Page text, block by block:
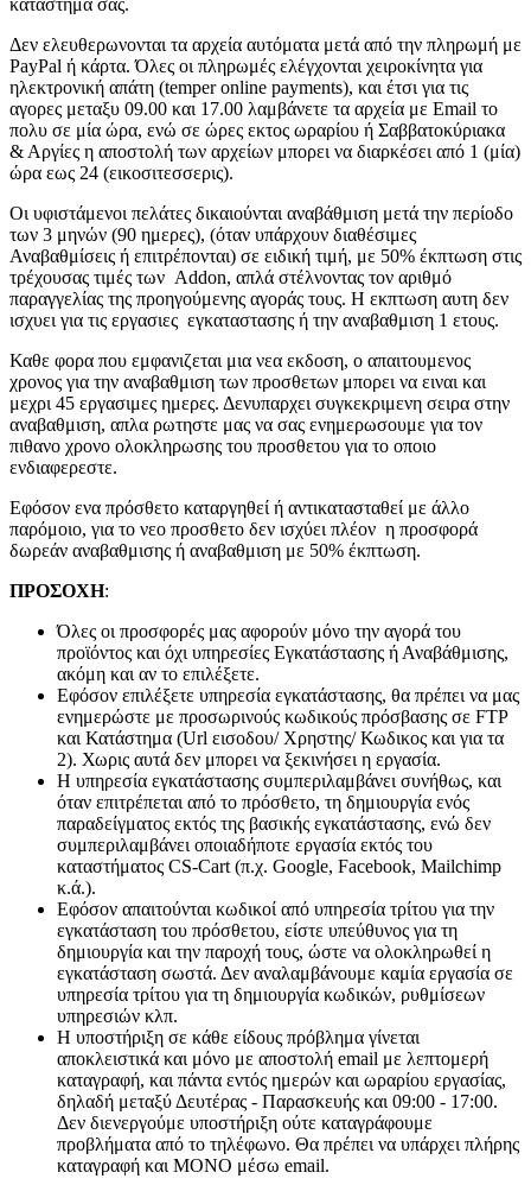
Δεν ελευθερωνονται τα αρχεία αυτόματα μετά από την πληρωμή με
PayPal ή κάρτα. Όλες οι πληρωμές ελέγχονται χειροκίνητα για
ηλεκτρονική απάτη (temper online payments), και έτσι για τις
αγορες μεταξυ 09.00 και 17.00 λαμβάνετε τα αρχεία με Email το
πολυ σε μία ώρα, ενώ σε ώρες εκτος ωραρίου ή Σαββατοκύριακα
& Αργίες η αποστολή των αρχείων μπορει να διαρκέσει από 1 (μία)
ώρα εως 24 (εικοσιτεσσερις).
Οι υφιστάμενοι πελάτες δικαιούνται αναβάθμιση μετά την περίοδο
των 3 μηνών (90 ημερες), (όταν υπάρχουν διαθέσιμες
Αναβαθμίσεις ή επιτρέπονται) σε ειδική τιμή, με 50% έκπτωση στις
τρέχουσας τιμές των Addon, απλά στέλνοντας τον αριθμό
παραγγελίας της προηγούμενης αγοράς τους. H εκπτωση αυτη δεν
ισχυει για τις εργασιες εγκαταστασης ή την αναβαθμιση 1 ετους.
Καθε φορα που εμφανιζεται μια νεα εκδοση, ο απαιτουμενος
χρονος για την αναβαθμιση των προσθετων μπορει να ειναι και
μεχρι 45 εργασιμες ημερες. Δενυπαρχει συγκεκριμενη σειρα στην
αναβαθμιση, απλα ρωτηστε μας να σας ενημερωσουμε για τον
πιθανο χρονο ολοκληρωσης του προσθετου για το οποιο
ενδιαφερεστε.
Εφόσον ενα πρόσθετο καταργηθεί ή αντικατασταθεί με άλλο
παρόμοιο, για το νεο προσθετο δεν ισχύει πλέον η προσφορά
δωρεάν αναβαθμισης ή αναβαθμιση με 50% έκπτωση.
ΠΡΟΣΟΧΗ:
Όλες οι προσφορές μας αφορούν μόνο την αγορά του
προϊόντος και όχι υπηρεσίες Εγκατάστασης ή Αναβάθμισης,
ακόμη και αν το επιλέξετε.
Εφόσον επιλέξετε υπηρεσία εγκατάστασης, θα πρέπει να μας
ενημερώστε με προσωρινούς κωδικούς πρόσβασης σε FTP
και Κατάστημα (Url εισοδου/ Χρηστης/ Κωδικος και για τα
2). Χωρις αυτά δεν μπορει να ξεκινήσει η εργασία.
Η υπηρεσία εγκατάστασης συμπεριλαμβάνει συνήθως, και
όταν επιτρέπεται από το πρόσθετο, τη δημιουργία ενός
παραδείγματος εκτός της βασικής εγκατάστασης, ενώ δεν
συμπεριλαμβάνει οποιαδήποτε εργασία εκτός του
καταστήματος CS-Cart (π.χ. Google, Facebook, Mailchimp
κ.ά.).
Εφόσον απαιτούνται κωδικοί από υπηρεσία τρίτου για την
εγκατάσταση του πρόσθετου, είστε υπεύθυνος για τη
δημιουργία και την παροχή τους, ώστε να ολοκληρωθεί η
εγκατάσταση σωστά. Δεν αναλαμβάνουμε καμία εργασία σε
υπηρεσία τρίτου για τη δημιουργία κωδικών, ρυθμίσεων
υπηρεσιών κλπ.
Η υποστήριξη σε κάθε είδους πρόβλημα γίνεται
αποκλειστικά και μόνο με αποστολή email με λεπτομερή
καταγραφή, και πάντα εντός ημερών και ωραρίου εργασίας,
δηλαδή μεταξύ Δευτέρας - Παρασκευής και 09:00 - 17:00.
Δεν διενεργούμε υποστήριξη ούτε καταγράφουμε
προβλήματα από το τηλέφωνο. Θα πρέπει να υπάρχει πλήρης
καταγραφή και ΜΟΝΟ μέσω email.